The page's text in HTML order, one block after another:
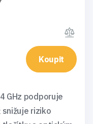
Koupit
GHz podporuje
riziko